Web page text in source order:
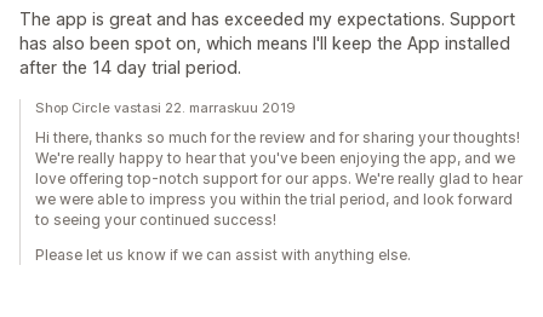
The app is great and has exceeded my expectations. Support
has also been spot on, which means I'll keep the App installed
after the 14 day trial period.
Shop Circle vastasi 22. marraskuu 2019
Hi there, thanks so much for the review and for sharing your thoughts!
We're really happy to hear that you've been enjoying the app, and we
love offering top-notch support for our apps. We're really glad to hear
we were able to impress you within the trial period, and look forward
to seeing your continued success!
Please let us know if we can assist with anything else.